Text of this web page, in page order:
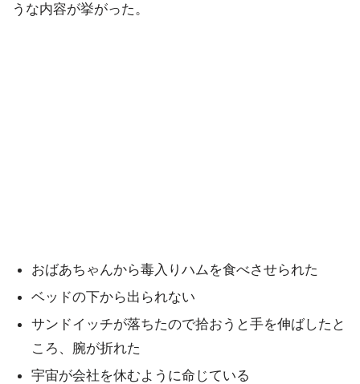
うな内容が挙がった。
おばあちゃんから毒入りハムを食べさせられた
ベッドの下から出られない
サンドイッチが落ちたので拾おうと手を伸ばしたと
ころ、腕が折れた
宇宙が会社を休むように命じている